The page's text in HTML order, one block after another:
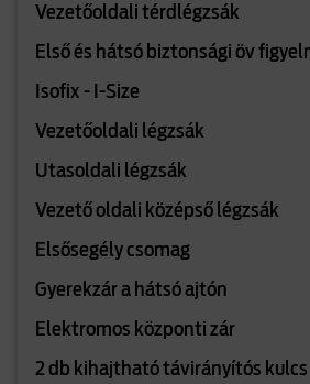
Vezetőoldali térdlégzsák
Első és hátsó biztonsági öv
Isofix - I-Size
Vezetőoldali légzsák
Utasoldali légzsák
Vezető oldali középső légzsák
Elsősegély csomag
Gyerekzár a hátsó ajtón
Elektromos központi zár
2 db kihajtható távirányítós kulcs